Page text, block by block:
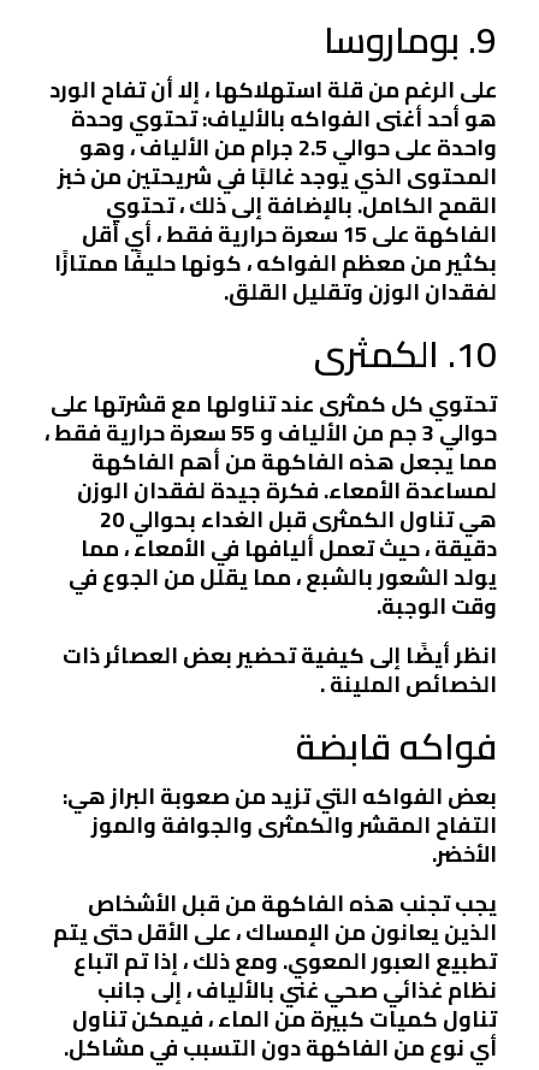
9. بوماروسا
على الرغم من قلة استهلاكها ، إلا أن تفاح الورد
هو أحد أغنى الفواكه بالألياف: تحتوي وحدة
واحدة على حوالي 2.5 جرام من الألياف ، وهو
المحتوى الذي يوجد غالبًا في شريحتين من خبز
القمح الكامل. بالإضافة إلى ذلك ، تحتوي
الفاكهة على 15 سعرة حرارية فقط ، أي أقل
بكثير من معظم الفواكه ، كونها حليفًا ممتازًا
لفقدان الوزن وتقليل القلق.
10. الكمثرى
تحتوي كل كمثرى عند تناولها مع قشرتها على
حوالي 3 جم من الألياف و 55 سعرة حرارية فقط ،
مما يجعل هذه الفاكهة من أهم الفاكهة
لمساعدة الأمعاء. فكرة جيدة لفقدان الوزن
هي تناول الكمثرى قبل الغداء بحوالي 20
دقيقة ، حيث تعمل أليافها في الأمعاء ، مما
يولد الشعور بالشبع ، مما يقلل من الجوع في
وقت الوجبة.
انظر أيضًا إلى كيفية تحضير بعض العصائر ذات
الخصائص الملينة .
فواكه قابضة
بعض الفواكه التي تزيد من صعوبة البراز هي:
التفاح المقشر والكمثرى والجوافة والموز
الأخضر.
يجب تجنب هذه الفاكهة من قبل الأشخاص
الذين يعانون من الإمساك ، على الأقل حتى يتم
تطبيع العبور المعوي. ومع ذلك ، إذا تم اتباع
نظام غذائي صحي غني بالألياف ، إلى جانب
تناول كميات كبيرة من الماء ، فيمكن تناول
أي نوع من الفاكهة دون التسبب في مشاكل.